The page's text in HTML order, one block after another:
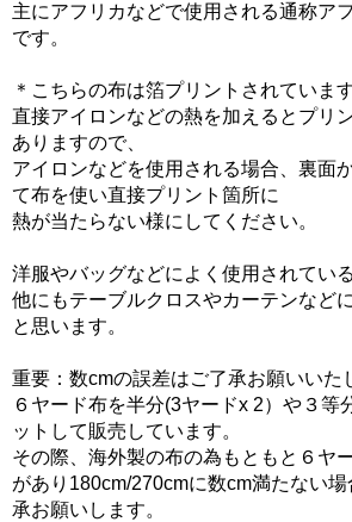
主にアフリカなどで使用される通称ア
です。
＊こちらの布は箔プリントされています
直接アイロンなどの熱を加えるとプリ
ありますので、
アイロンなどを使用される場合、裏面
て布を使い直接プリント箇所に
熱が当たらない様にしてください。
洋服やバッグなどによく使用されてい
他にもテーブルクロスやカーテンなど
と思います。
重要：数cmの誤差はご了承お願いいた
６ヤード布を半分(3ヤードx 2）や３等
ットして販売しています。
その際、海外製の布の為もともと６ヤ
があり180cm/270cmに数cm満たない
承お願いします。